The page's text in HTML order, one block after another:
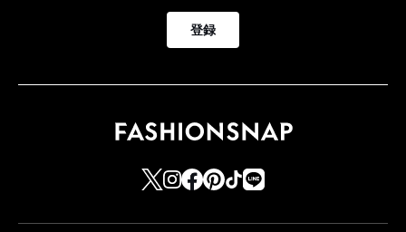
登録